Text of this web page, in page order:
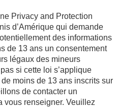
Privacy and Protection
d’Amérique qui demande
des informations
de 13 ans un consentement
légaux des mineurs
si cette loi s’applique
moins de 13 ans inscrits sur
de contacter un
vous renseigner. Veuillez